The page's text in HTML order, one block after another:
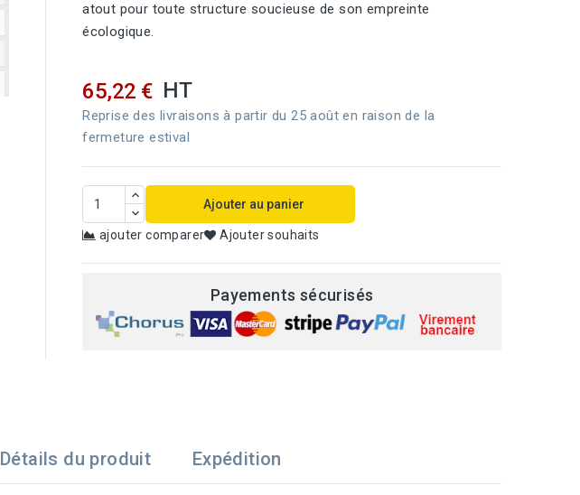
atout pour toute structure soucieuse de son empreinte
écologique.
65,22 € HT
Reprise des livraisons à partir du 25 août en raison de la
fermeture estival
Ajouter au panier
ajouter comparer Ajouter souhaits
Payements sécurisés
Détails du produit Expédition